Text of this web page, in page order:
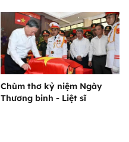
Chùm thơ kỷ niệm Ngày
Thương binh - Liệt sĩ